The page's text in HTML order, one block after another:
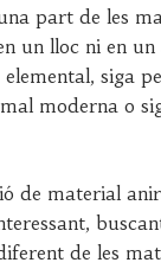
part de les
un lloc ni en
elemental, siga
moderna o
de material
de les